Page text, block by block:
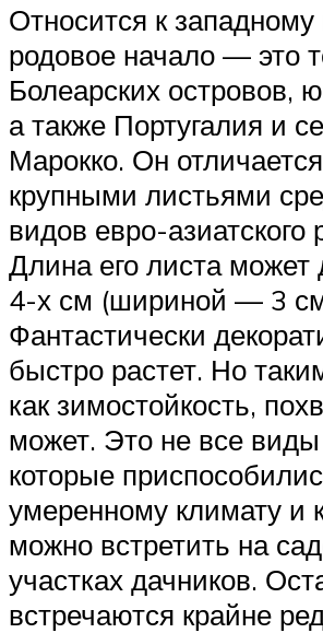
Относится к западному
родовое начало — это
Болеарских островов,
а также Португалия и
Марокко. Он
крупными листьями
видов евро-азиатского
Длина его листа может
4-х см (шириной — 3
Фантастически
быстро растет. Но
как зимостойкость,
может. Это не все
которые
умеренному климату и
можно встретить на
участках дачников.
встречаются крайне